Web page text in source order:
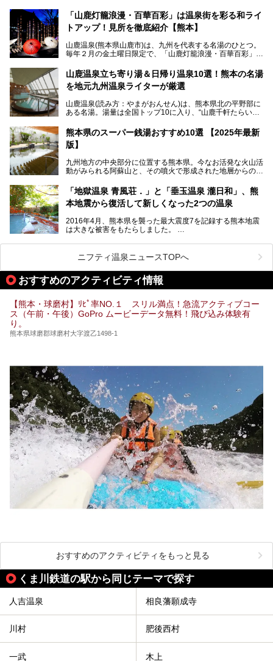
す。
中でも「耕きち(こうきち)の湯」は露天風呂を持たないもの
り一度廃業しましたが、2024年10月に営業再開。数多くの
温泉ファンに注目される名湯です。
今回は再開した耕きちの湯を訪問し、全浴室(男女別大浴
「山鹿灯籠浪漫・百華百彩」は温泉街を彩る和ライ
トアップ！見所を徹底紹介【熊本】
山鹿温泉(熊本県山鹿市)は、九州を代表する名湯のひとつ。
毎年２月の金土曜日限定で、「山鹿灯籠浪漫・百華百彩」
ます。和傘や竹、ろうそくなどを用いて、和情緒たっぷりの
ライトアップが無料で楽しめます。
日、の合計8日間開催。今回は地元九州在住の筆者が、その
見所を徹底紹介。併せて、その他イベントや立ち寄り湯も併
山鹿温泉立ち寄り湯＆日帰り温泉10選！熊本の名湯
を地元九州温泉ライターが厳選
山鹿温泉(読み方：やまがおんせん)は、熊本県北の平野部に
ある名湯。湯量は全国トップ10に入り、“山鹿千軒たらいな
泉質であり、お湯の良さにも定評があります。
今回は地元九州の温泉ライターの私が実際に入浴した中か
設・家族風呂の3パターンに分類し、合計10施設を厳選して
ご紹介。ぜひ、湯めぐりの参考にして下さいね！
熊本県のスーパー銭湯おすすめ10選 【2025年最新
版】
九州地方の中央部分に位置する熊本県。今なお活発な火山活
動がみられる阿蘇山と、その噴火で形成された地層からの湧
す。
そんな熊本県は、県内の至るところから温泉が湧いている温
泉県でもあります。山鹿温泉、玉名温泉、黒川温泉、人吉温
出すスーパー銭湯が豊富です。なかでも注目のスーパー銭湯
をピックアップしました。
「地獄温泉 青風荘．」と「垂玉温泉 瀧日和」、熊
本地震から復活して新しくなった2つの温泉
2016年4月、熊本県を襲った最大震度7を記録する熊本地震
は大きな被害をもたらしました。
阿蘇山麓の南阿蘇村の「地獄温泉 清風荘」、そして「清風
荘」から400mほど離れた「垂玉（たるたま）温泉 山口旅
館」の2軒は、この地震による土砂崩れなどのために、一時
期は孤立状態に。もしかしたらこの時のニュースで、「地獄
温泉」と「垂玉温泉」の名前を知った人もいるかもしれませ
ん。
この2軒は今どうなっているのでしょうか。実は現在は「地
獄温泉 青風荘．」「垂玉温泉 瀧日和」として営業を再開し
します。
ニフティ温泉ニュースTOPへ
おすすめのアクティビティ情報
【熊本・球磨村】ﾘﾋﾟ率NO.１ スリル満点！急流アクティブコー
ス（午前・午後）GoPro ムービーデータ無料！飛び込み体験有
り。
熊本県球磨郡球磨村大字渡乙1498-1
おすすめのアクティビティをもっと見る
くま川鉄道の駅から同じテーマで探す
人吉温泉 相良藩願成寺
川村 肥後西村
一武 木上